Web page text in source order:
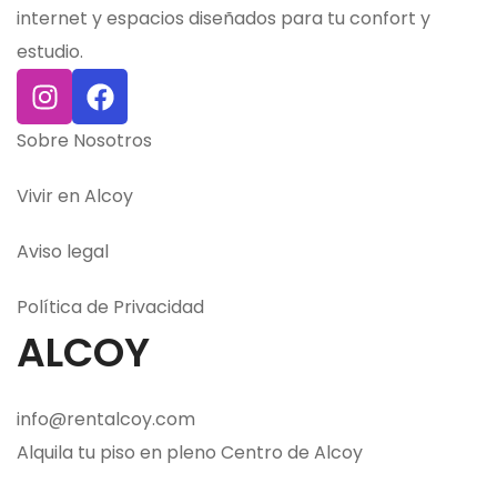
internet y espacios diseñados para tu confort y
estudio.
Sobre Nosotros
Vivir en Alcoy
Aviso legal
Política de Privacidad
ALCOY
info@rentalcoy.com
Alquila tu piso en pleno Centro de Alcoy